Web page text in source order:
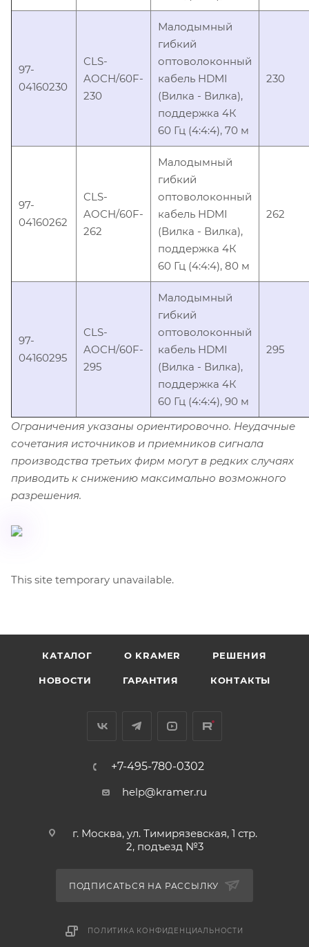
97-
04160230
CLS-
AOCH/60F-
230
Малодымный
гибкий
оптоволоконный
кабель HDMI
(Вилка - Вилка),
поддержка 4К
60 Гц (4:4:4), 70 м
230
97-
04160262
CLS-
AOCH/60F-
262
Малодымный
гибкий
оптоволоконный
кабель HDMI
(Вилка - Вилка),
поддержка 4К
60 Гц (4:4:4), 80 м
262
97-
04160295
CLS-
AOCH/60F-
295
Малодымный
гибкий
оптоволоконный
кабель HDMI
(Вилка - Вилка),
поддержка 4К
60 Гц (4:4:4), 90 м
295
Ограничения указаны ориентировочно. Неудачные
сочетания источников и приемников сигнала
производства третьих фирм могут в редких случаях
приводить к снижению максимально возможного
разрешения.
This site temporary unavailable.
КАТАЛОГ O KRAMER РЕШЕНИЯ
НОВОСТИ ГАРАНТИЯ КОНТАКТЫ
+7-495-780-0302
help@kramer.ru
г. Москва, ул. Тимирязевская, 1 стр.
2, подъезд №3
ПОДПИСАТЬСЯ НА РАССЫЛКУ
ПОЛИТИКА КОНФИДЕНЦИАЛЬНОСТИ